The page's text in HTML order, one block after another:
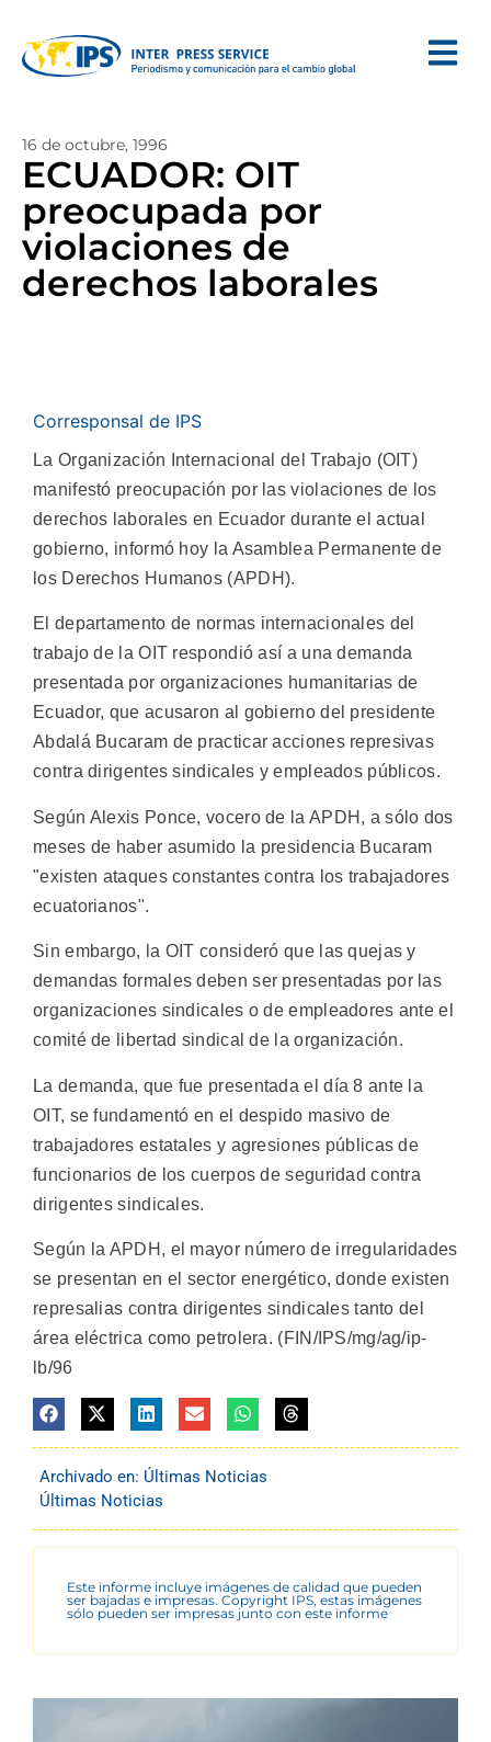
16 de octubre, 1996
ECUADOR: OIT
preocupada por
violaciones de
derechos laborales
Corresponsal de IPS
La Organización Internacional del Trabajo (OIT)
manifestó preocupación por las violaciones de los
derechos laborales en Ecuador durante el actual
gobierno, informó hoy la Asamblea Permanente de
los Derechos Humanos (APDH).
El departamento de normas internacionales del
trabajo de la OIT respondió así a una demanda
presentada por organizaciones humanitarias de
Ecuador, que acusaron al gobierno del presidente
Abdalá Bucaram de practicar acciones represivas
contra dirigentes sindicales y empleados públicos.
Según Alexis Ponce, vocero de la APDH, a sólo dos
meses de haber asumido la presidencia Bucaram
"existen ataques constantes contra los trabajadores
ecuatorianos".
Sin embargo, la OIT consideró que las quejas y
demandas formales deben ser presentadas por las
organizaciones sindicales o de empleadores ante el
comité de libertad sindical de la organización.
La demanda, que fue presentada el día 8 ante la
OIT, se fundamentó en el despido masivo de
trabajadores estatales y agresiones públicas de
funcionarios de los cuerpos de seguridad contra
dirigentes sindicales.
Según la APDH, el mayor número de irregularidades
se presentan en el sector energético, donde existen
represalias contra dirigentes sindicales tanto del
área eléctrica como petrolera. (FIN/IPS/mg/ag/ip-
lb/96
Archivado en: Últimas Noticias
Últimas Noticias
Este informe incluye imágenes de calidad que pueden
ser bajadas e impresas. Copyright IPS, estas imágenes
sólo pueden ser impresas junto con este informe